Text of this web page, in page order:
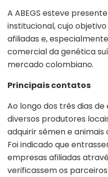
A ABEGS esteve
institucional, cujo
afiliadas e,
comercial da genética
mercado colombiano.
Principais contatos
Ao longo dos três dias
diversos produtores
adquirir sêmen e
Foi indicado que
empresas afiliadas
verificassem os